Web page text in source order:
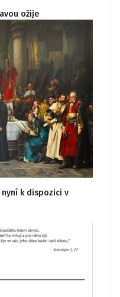
ožije
nyní k dispozici v